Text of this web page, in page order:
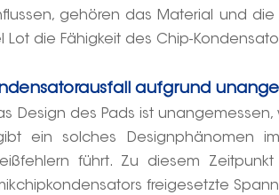
gehören das Material und
Lot die Fähigkeit des Chip-
aufgrund
Design des Pads ist
ein solches Designphänomen
führt. Zu diesem
freigesetzte